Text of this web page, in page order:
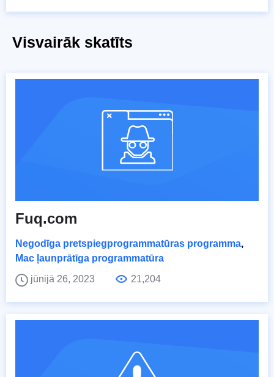
Visvairāk skatīts
Fuq.com
Negodīga pretspiegprogrammatūras programma,
Mac ļaunprātīga programmatūra
jūnijā 26, 2023
21,204